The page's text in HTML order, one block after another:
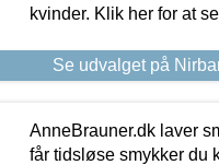
kvinder. Klik her for at
Se udvalget på
AnneBrauner.dk laver
får tidsløse smykker du